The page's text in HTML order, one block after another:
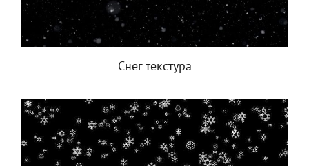
Снег текстура